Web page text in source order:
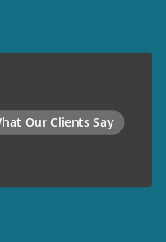
Our Clients Say